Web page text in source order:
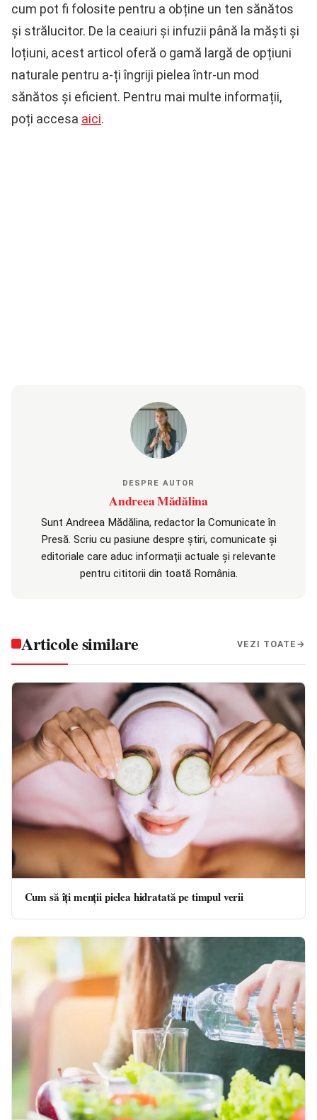
cum pot fi folosite pentru a obține un ten sănătos
și strălucitor. De la ceaiuri și infuzii până la măști și
loțiuni, acest articol oferă o gamă largă de opțiuni
naturale pentru a-ți îngriji pielea într-un mod
sănătos și eficient. Pentru mai multe informații,
poți accesa aici.
DESPRE AUTOR
Andreea Mădălina
Sunt Andreea Mădălina, redactor la Comunicate în
Presă. Scriu cu pasiune despre știri, comunicate și
editoriale care aduc informații actuale și relevante
pentru cititorii din toată România.
Articole similare VEZI TOATE
Cum să îți menții pielea hidratată pe timpul verii